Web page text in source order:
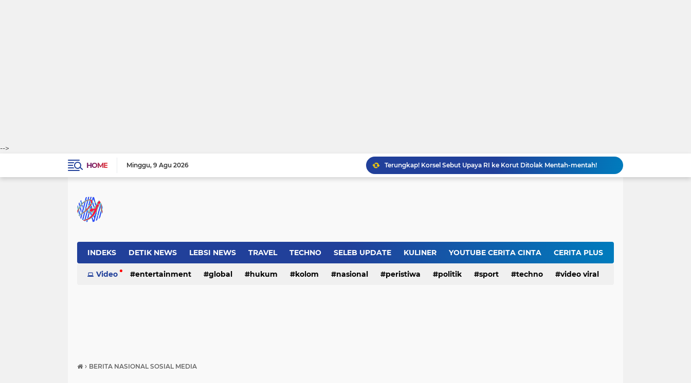
-->
HOME
Minggu 9 Agu 2026
Terungkap! Korsel Sebut Upaya RI ke Korut Ditolak Mentah-mentah!
Trump Akhirnya Akui Persediaan Amunisi AS Menipis gegara Lawan Iran: Trump Kalah Total?
Ini Video Asli Banyuwangi 'Yank Uwes Yank' Viral, Pemeran Pria Muncul Beri Klarifikasi
INDEKS DETIK NEWS LEBSI NEWS TRAVEL TECHNO SELEB UPDATE KULINER YOUTUBE CERITA CINTA CERITA PLUS
Video entertainment global hukum kolom nasional peristiwa politik sport techno video viral
› BERITA NASIONAL SOSIAL MEDIA